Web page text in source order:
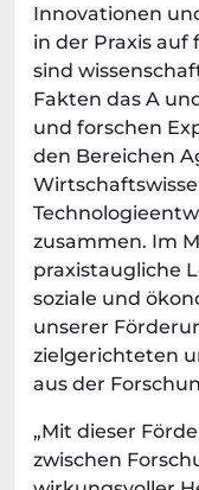
Innovationen
in der Praxis
sind
Fakten das A
und forschen
den Bereichen
zusammen. Im
praxistaugliche
soziale und
unserer
zielgerichteten
aus der
„Mit dieser
zwischen